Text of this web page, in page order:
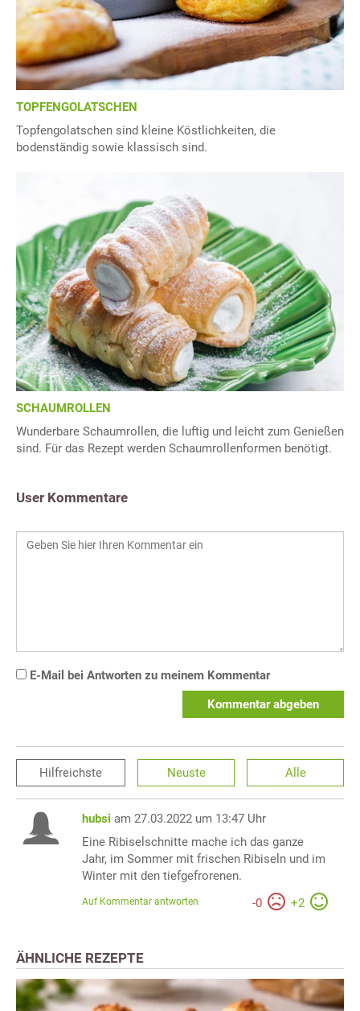
TOPFENGOLATSCHEN
Topfengolatschen sind kleine Köstlichkeiten, die
bodenständig sowie klassisch sind.
SCHAUMROLLEN
Wunderbare Schaumrollen, die luftig und leicht zum Genießen
sind. Für das Rezept werden Schaumrollenformen benötigt.
User Kommentare
E-Mail bei Antworten zu meinem Kommentar
Kommentar abgeben
Hilfreichste Neuste Alle
hubsi am 27.03.2022 um 13:47 Uhr
Eine Ribiselschnitte mache ich das ganze
Jahr, im Sommer mit frischen Ribiseln und im
Winter mit den tiefgefrorenen.
-0 +2
Auf Kommentar antworten
ÄHNLICHE REZEPTE